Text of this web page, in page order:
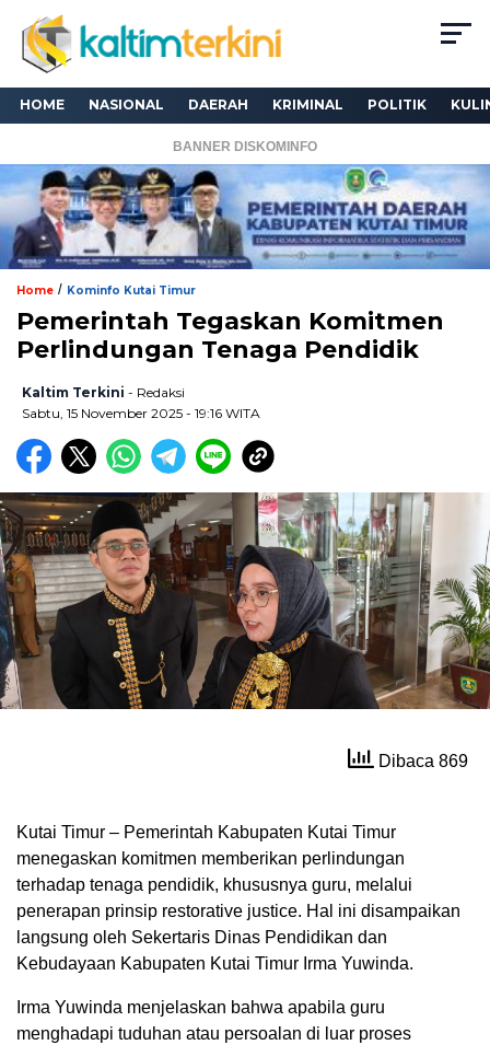
HOME NASIONAL DAERAH KRIMINAL POLITIK
BANNER DISKOMINFO
Home / Kominfo Kutai Timur
Pemerintah Tegaskan Komitmen
Perlindungan Tenaga Pendidik
Kaltim Terkini - Redaksi
Sabtu, 15 November 2025 - 19:16 WITA
Dibaca 869
Kutai Timur – Pemerintah Kabupaten Kutai Timur
menegaskan komitmen memberikan perlindungan
terhadap tenaga pendidik, khususnya guru, melalui
penerapan prinsip restorative justice. Hal ini disampaikan
langsung oleh Sekertaris Dinas Pendidikan dan
Kebudayaan Kabupaten Kutai Timur Irma Yuwinda.
Irma Yuwinda menjelaskan bahwa apabila guru
menghadapi tuduhan atau persoalan di luar proses